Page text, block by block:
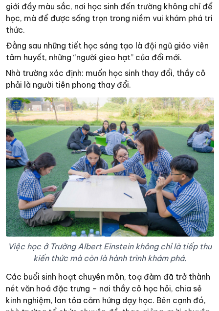
giới đầy màu sắc, nơi học sinh đến trường không chỉ để
học, mà để được sống trọn trong niềm vui khám phá tri
thức.
Đằng sau những tiết học sáng tạo là đội ngũ giáo viên
tâm huyết, những “người gieo hạt” của đổi mới.
Nhà trường xác định: muốn học sinh thay đổi, thầy cô
phải là người tiên phong thay đổi.
Việc học ở Trường Albert Einstein không chỉ là tiếp thu
kiến thức mà còn là hành trình khám phá.
Các buổi sinh hoạt chuyên môn, toạ đàm đã trở thành
nét văn hoá đặc trưng – nơi thầy cô học hỏi, chia sẻ
kinh nghiệm, lan tỏa cảm hứng dạy học. Bên cạnh đó,